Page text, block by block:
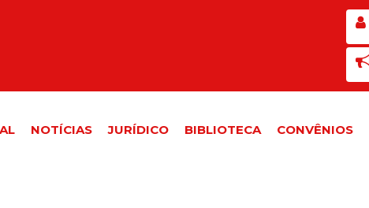
NOTÍCIAS JURÍDICO BIBLIOTECA CONVÊNIOS